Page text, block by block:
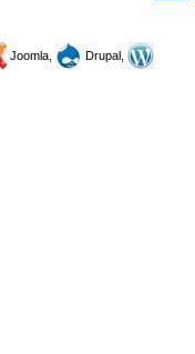
Joomla,
Drupal,